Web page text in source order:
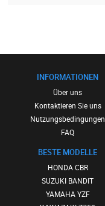
INFORMATIONEN
Über uns
Kontaktieren Sie uns
Nutzungsbedingungen
FAQ
BESTE MODELLE
HONDA CBR
SUZUKI BANDIT
YAMAHA YZF